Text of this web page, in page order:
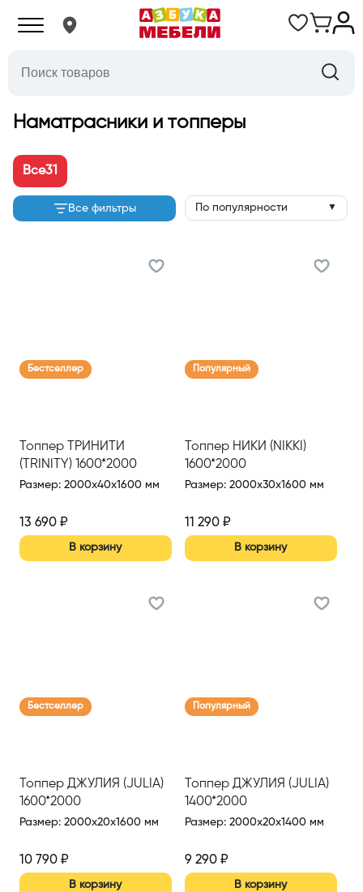
Наматрасники и топперы
Все31
Все фильтры По популярности ▼
Бестселлер
Топпер ТРИНИТИ
(TRINITY) 1600*2000
Размер: 2000x40x1600 мм
13 690 ₽
В корзину
Популярный
Топпер НИКИ (NIKKI)
1600*2000
Размер: 2000x30x1600 мм
11 290₽
В корзину
Бестселлер
Топпер ДЖУЛИЯ (JULIA)
1600*2000
Размер: 2000x20x1600 мм
10 790 ₽
В корзину
Популярный
Топпер ДЖУЛИЯ (JULIA)
1400*2000
Размер: 2000x20x1400 мм
9 290₽
В корзину